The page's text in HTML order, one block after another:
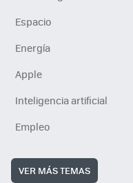
Espacio
Energía
Apple
Inteligencia artificial
Empleo
VER MÁS TEMAS